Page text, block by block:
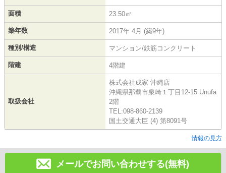
面積 23.50㎡
築年数 2017年 4月 (築9年)
種別/構造 マンション/鉄筋コンクリート
階建 4階建
取扱会社
株式会社成家 沖縄店
沖縄県那覇市泉崎１丁目12-15 Unufa
2階
TEL:098-860-2139
国土交通大臣 (4) 第8091号
情報の見方
メールでお問い合わせする(無料)